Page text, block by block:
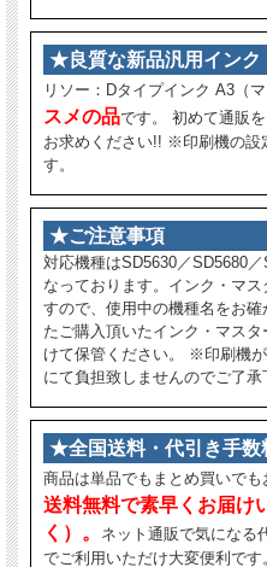
★良質な新品汎用インク
リソー：Dタイプインク A3（
スメの品です。 初めて通販
お求めください!! ※印刷機の設
す。
★ご注意事項
対応機種はSD5630／SD5680
なっております。インク・マ
すので、使用中の機種名をお
たご購入頂いたインク・マス
けて保管ください。 ※印刷機
にて負担致しませんのでご了承
★全国送料・代引き手数
商品は単品でもまとめ買いでも
送料無料で素早くお届け
く）。
ネット通販で気になる
でご利用いただけ大変便利です